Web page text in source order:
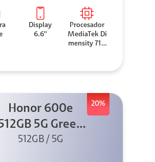
Display
6.6''
Procesador
MediaTek Di
mensity 710
20%
Honor 600e
5G Green
+ 45W
512GB / 5G